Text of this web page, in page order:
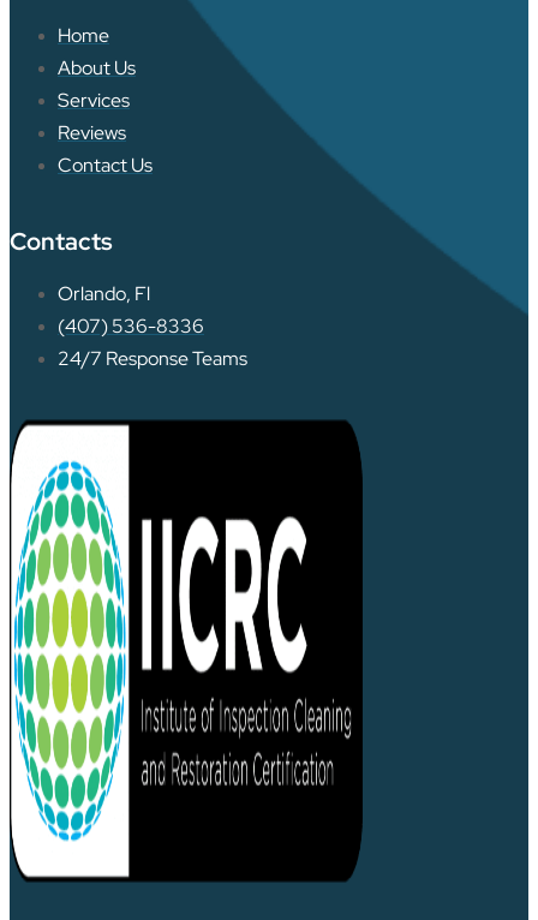
Home
About Us
Services
Reviews
Contact Us
Contacts
Orlando, Fl
(407) 536-8336
24/7 Response Teams